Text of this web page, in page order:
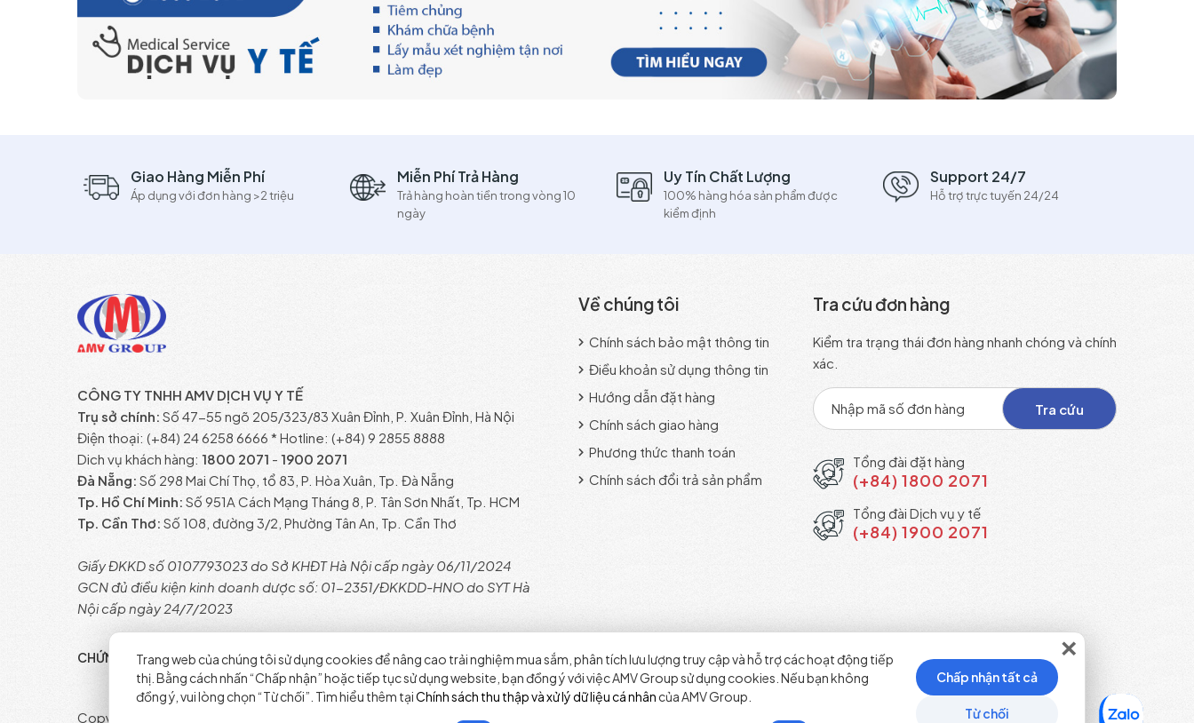
×
Trang web của chúng tôi sử dụng cookies để nâng cao trải nghiệm mua sắm, phân tích lưu lượng truy cập và hỗ trợ các hoạt động tiếp
thị. Bằng cách nhấn “Chấp nhận” hoặc tiếp tục sử dụng website, bạn đồng ý với việc AMV Group sử dụng cookies. Nếu bạn không
đồng ý, vui lòng chọn “Từ chối”. Tìm hiểu thêm tạiChính sách thu thập và xử lý dữ liệu cá nhân của AMV Group.
Chấp nhận tất cả
Từ chối
Giao Hàng Miễn Phí
Áp dụng với đơn hàng >2 triệu
Miễn Phí Trả Hàng
Trả hàng hoàn tiền trong vòng 10
ngày
Uy Tín Chất Lượng
100% hàng hóa sản phẩm được
kiểm định
Support 24/7
Hỗ trợ trực tuyến 24/24
CÔNG TY TNHH AMV DỊCH VỤ Y TẾ
Trụ sở chính: Số 47-55 ngõ 205/323/83 Xuân Đỉnh, P. Xuân Đỉnh, Hà Nội
Điện thoại: (+84) 24 6258 6666 * Hotline: (+84) 9 2855 8888
Dich vụ khách hàng: 1800 2071 - 1900 2071
Đà Nẵng: Số 298 Mai Chí Thọ, tổ 83, P. Hòa Xuân, Tp. Đà Nẵng
Tp. Hồ Chí Minh: Số 951A Cách Mạng Tháng 8, P. Tân Sơn Nhất, Tp. HCM
Tp. Cần Thơ: Số 108, đường 3/2, Phường Tân An, Tp. Cần Thơ
Giấy ĐKKD số 0107793023 do Sở KHĐT Hà Nội cấp ngày 06/11/2024
GCN đủ điều kiện kinh doanh dược số: 01-2351/ĐKKDD-HNO do SYT Hà
Nội cấp ngày 24/7/2023
CHỨNG NHẬN BỞI
Copyright © 2025. All Rights Reserved
Về chúng tôi
Chính sách bảo mật thông tin
Điều khoản sử dụng thông tin
Hướng dẫn đặt hàng
Chính sách giao hàng
Phương thức thanh toán
Chính sách đổi trả sản phẩm
Tra cứu đơn hàng
Kiểm tra trạng thái đơn hàng nhanh chóng và chính
xác.
Tổng đài đặt hàng
(+84) 1800 2071
Tổng đài Dịch vụ y tế
(+84) 1900 2071